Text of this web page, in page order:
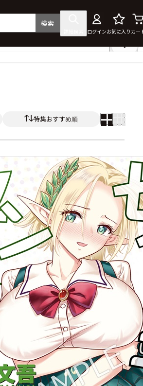
検索
ログインお気に入り カー
特集おすすめ順